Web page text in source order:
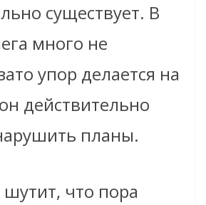
существует. В
много не
упор делается на
действительно
планы.
шутит, что пора